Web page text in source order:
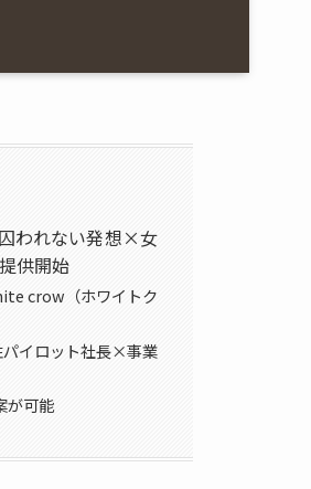
われない発想×女
供開始
crow（ホワイトク
イロット社長×事業
が可能